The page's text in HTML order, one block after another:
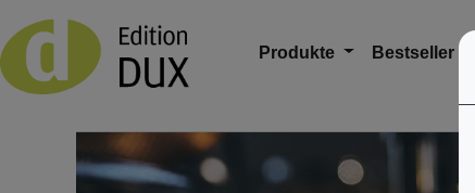
Produkte Bestseller